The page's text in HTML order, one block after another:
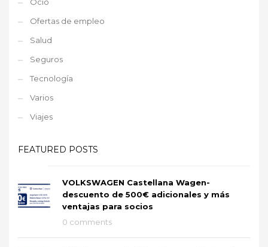
Ofertas de empleo
Salud
Seguros
Tecnología
Varios
Viajes
FEATURED POSTS
VOLKSWAGEN Castellana Wagen-
descuento de 500€ adicionales y más
ventajas para socios
0 comments